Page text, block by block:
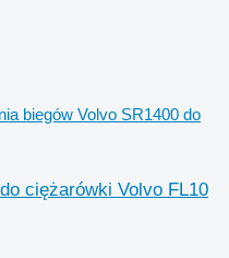
biegów Volvo SR1400 do
ciężarówki Volvo FL10